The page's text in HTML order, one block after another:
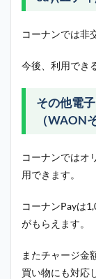
コーナンでは非
今後、利用でき
その他電
（WAON
コーナンではオ
用できます。
コーナンPayは
がもらえます。
またチャージ金
買い物にも対応